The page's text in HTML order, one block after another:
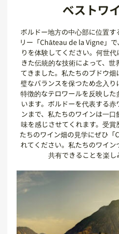
ベストワ
ボルドー地方の中心部に位置
リー「Château de la Vigne」
りを体験してください。何世
きた伝統的な技術によって、
てきました。私たちのブドウ
璧なバランスを保つため念入
特徴的なテロワールを反映し
います。ボルドーを代表する
ンまで、私たちのワインは一
味を感じさせてくれます。受
たちのワイン畑の見学にぜひ
れてください。私たちのワイ
共有できることを楽し